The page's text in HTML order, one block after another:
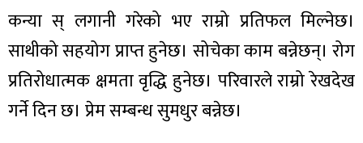
कन्या स् लगानी गरेको भए राम्रो प्रतिफल मिल्नेछ।
साथीको सहयोग प्राप्त हुनेछ। सोचेका काम बन्नेछन्। रोग
प्रतिरोधात्मक क्षमता वृद्धि हुनेछ। परिवारले राम्रो रेखदेख
गर्ने दिन छ। प्रेम सम्बन्ध सुमधुर बन्नेछ।